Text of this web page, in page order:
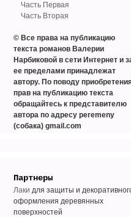
Часть Первая
Часть Вторая
© Все права на публикацию
текста романов Валерии
Нарбиковой в сети Интернет и
ее пределами принадлежат
автору. По поводу
прав на публикацию текста
обращайтесь к представителю
автора по адресу peremeny
(собака) gmail.com
Партнеры
Лаки для защиты и
оформления деревянных
поверхностей